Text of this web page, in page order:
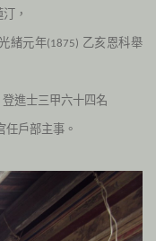
，
緒元年(1875) 乙亥恩科舉
進士三甲六十四名
任戶部主事。